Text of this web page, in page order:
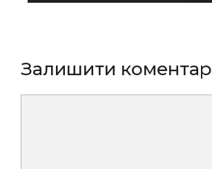
Залишити коментар